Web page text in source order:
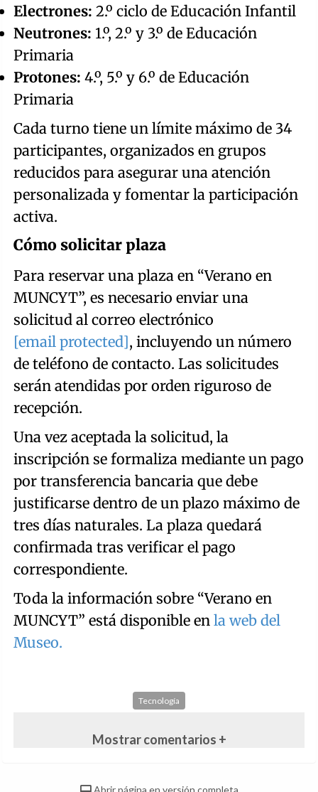
Electrones: 2.º ciclo de Educación Infantil
Neutrones: 1.º, 2.º y 3.º de Educación
Primaria
Protones: 4.º, 5.º y 6.º de Educación
Primaria
Cada turno tiene un límite máximo de 34
participantes, organizados en grupos
reducidos para asegurar una atención
personalizada y fomentar la participación
activa.
Cómo solicitar plaza
Para reservar una plaza en “Verano en
MUNCYT”, es necesario enviar una
solicitud al correo electrónico
[email protected], incluyendo un número
de teléfono de contacto. Las solicitudes
serán atendidas por orden riguroso de
recepción.
Una vez aceptada la solicitud, la
inscripción se formaliza mediante un pago
por transferencia bancaria que debe
justificarse dentro de un plazo máximo de
tres días naturales. La plaza quedará
confirmada tras verificar el pago
correspondiente.
Toda la información sobre “Verano en
MUNCYT” está disponible en la web del
Museo.
Tecnología
Mostrar comentarios +
Abrir página en versión completa